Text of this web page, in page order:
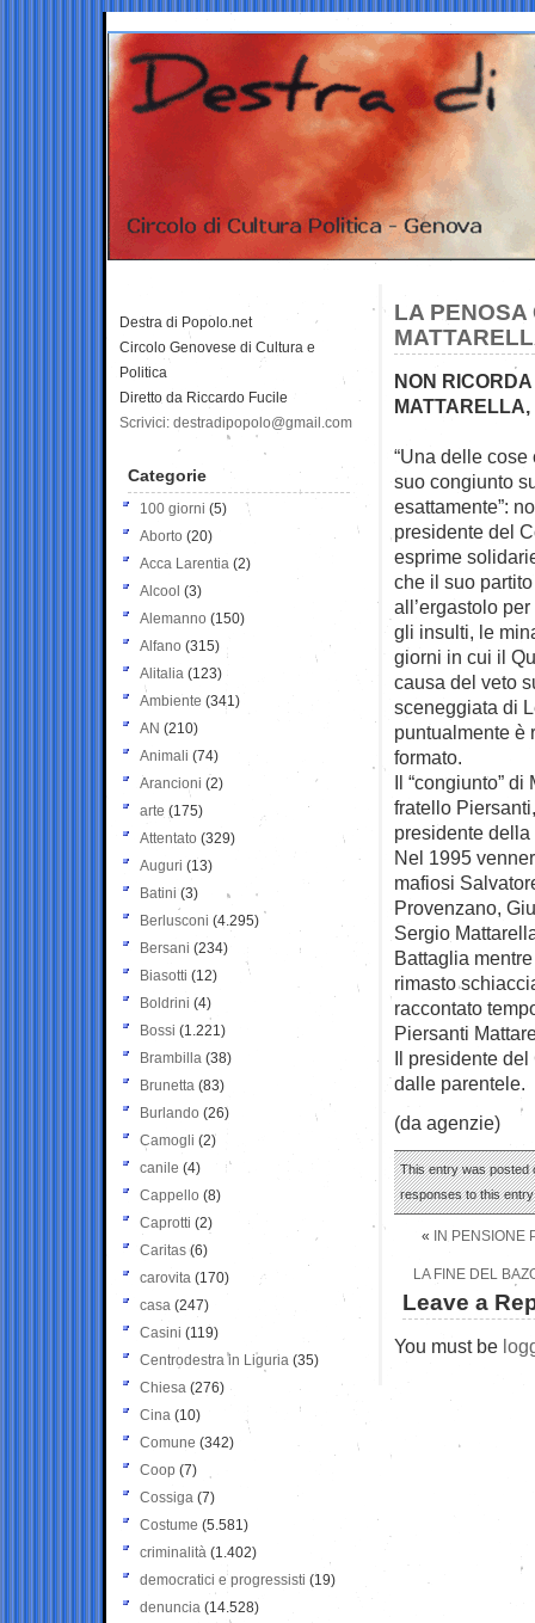
LA PENOSA
NON
MATTARELLA,
“Una delle
suo congiunto
esattamente”:
presidente del
esprime
che il suo
all’ergastolo
gli insulti, le
giorni in cui il
causa del veto
sceneggiata di
puntualmente è
formato.
Il “congiunto”
fratello
presidente
Nel 1995
mafiosi
Provenzano,
Sergio
Battaglia
rimasto
raccontato
Piersanti
Il presidente
dalle parentele.
(da agenzie)
This entry was posted
responses to this
« IN PENSIONE
LA FINE DEL
Leave a
You must be
Destra di Popolo.net
Circolo Genovese di Cultura e
Politica
Diretto da Riccardo Fucile
Scrivici: destradipopolo@gmail.com
Categorie
100 giorni (5)
Aborto (20)
Acca Larentia (2)
Alcool (3)
Alemanno (150)
Alfano (315)
Alitalia (123)
Ambiente (341)
AN (210)
Animali (74)
Arancioni (2)
arte (175)
Attentato (329)
Auguri (13)
Batini (3)
Berlusconi (4.295)
Bersani (234)
Biasotti (12)
Boldrini (4)
Bossi (1.221)
Brambilla (38)
Brunetta (83)
Burlando (26)
Camogli (2)
canile (4)
Cappello (8)
Caprotti (2)
Caritas (6)
carovita (170)
casa (247)
Casini (119)
Centrodestra in Liguria (35)
Chiesa (276)
Cina (10)
Comune (342)
Coop (7)
Cossiga (7)
Costume (5.581)
criminalità (1.402)
democratici e progressisti (19)
denuncia (14.528)